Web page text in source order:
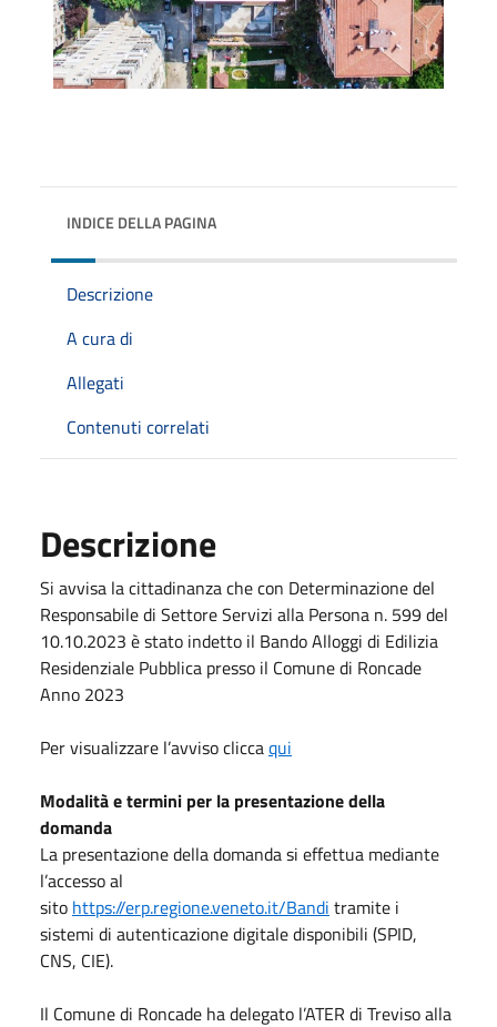
INDICE DELLA PAGINA
Descrizione
A cura di
Allegati
Contenuti correlati
Descrizione
Si avvisa la cittadinanza che con Determinazione del
Responsabile di Settore Servizi alla Persona n. 599 del
10.10.2023 è stato indetto il Bando Alloggi di Edilizia
Residenziale Pubblica presso il Comune di Roncade
Anno 2023
Per visualizzare l’avviso cliccaqui
Modalità e termini per la presentazione della
domanda
La presentazione della domanda si effettua mediante
l’accesso al
sito https://erp.regione.veneto.it/Bandi tramite i
sistemi di autenticazione digitale disponibili (SPID,
CNS, CIE).
Il Comune di Roncade ha delegato l’ATER di Treviso alla